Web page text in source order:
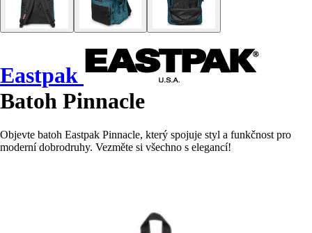
Eastpak
Batoh Pinnacle
Objevte batoh Eastpak Pinnacle, který spojuje styl a funkčnost pro
moderní dobrodruhy. Vezměte si všechno s elegancí!